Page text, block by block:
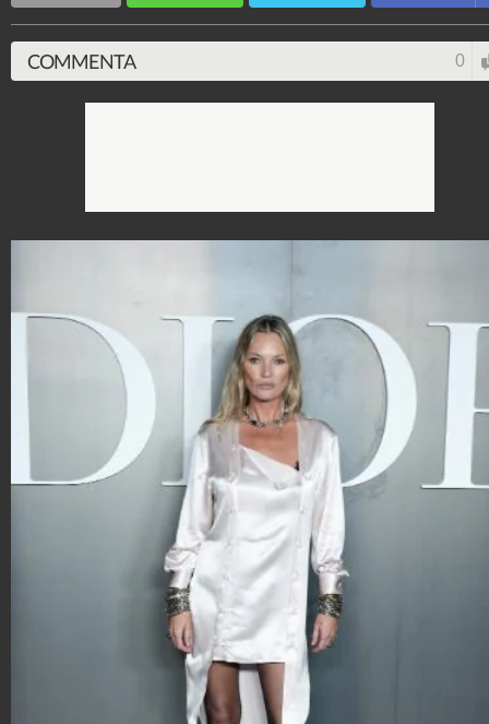
COMMENTA 0